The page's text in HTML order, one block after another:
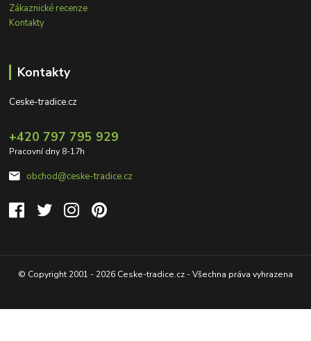
Zákaznické recenze
Kontakty
Kontakty
Ceske-tradice.cz
+420 797 795 929
Pracovní dny 8-17h
obchod@ceske-tradice.cz
© Copyright 2001 - 2026 Ceske-tradice.cz - Všechna práva vyhrazena